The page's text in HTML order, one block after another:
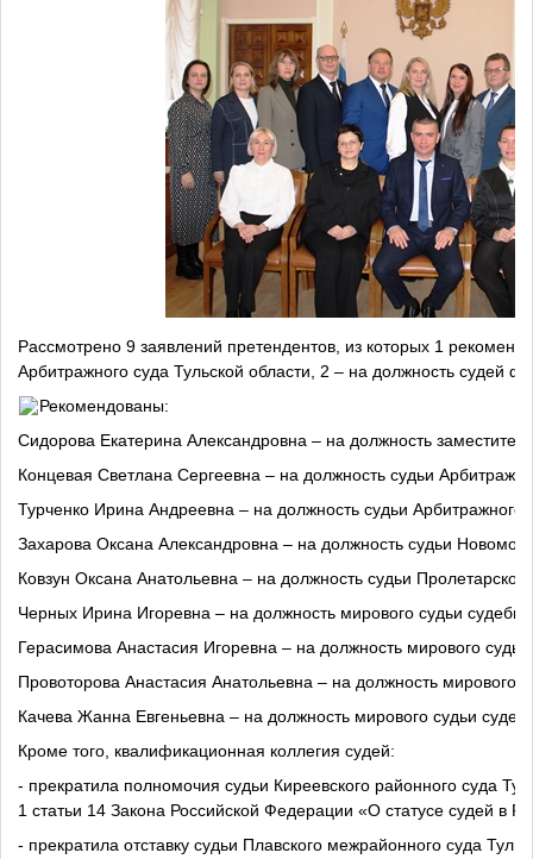
Рассмотрено 9 заявлений претендентов, из которых 1
Арбитражного суда Тульской области, 2 – на должность судей
Рекомендованы:
Сидорова Екатерина Александровна – на должность
Концевая Светлана Сергеевна – на должность судьи
Турченко Ирина Андреевна – на должность судьи Арбитражного
Захарова Оксана Александровна – на должность судьи
Ковзун Оксана Анатольевна – на должность судьи
Черных Ирина Игоревна – на должность мирового судьи
Герасимова Анастасия Игоревна – на должность мирового
Провоторова Анастасия Анатольевна – на должность мирового
Качева Жанна Евгеньевна – на должность мирового судьи
Кроме того, квалификационная коллегия судей:
- прекратила полномочия судьи Киреевского районного суда
1 статьи 14 Закона Российской Федерации «О статусе судей в
- прекратила отставку судьи Плавского межрайонного суда